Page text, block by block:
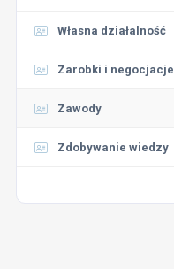
Własna działalność
Zarobki i negocjacje
Zawody
Zdobywanie wiedzy